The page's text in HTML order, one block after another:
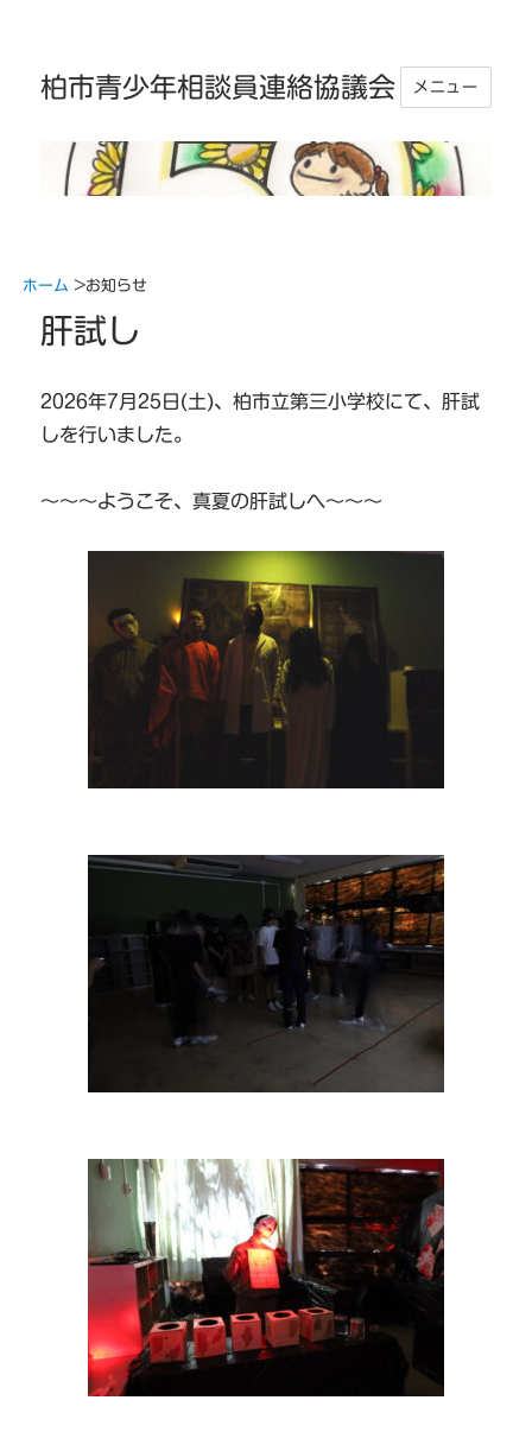
柏市青少年相談員連絡協議会 メニュー
ホーム >お知らせ
肝試し
2026年7月25日(土)、柏市立第三小学校にて、肝試
しを行いました。
～～～ようこそ、真夏の肝試しへ～～～